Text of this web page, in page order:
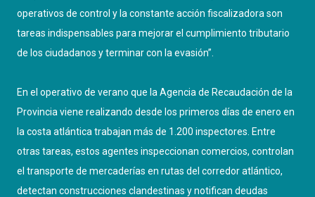
operativos de control y la constante acción fiscalizadora son
tareas indispensables para mejorar el cumplimiento tributario
de los ciudadanos y terminar con la evasión”.
En el operativo de verano que la Agencia de Recaudación de la
Provincia viene realizando desde los primeros días de enero en
la costa atlántica trabajan más de 1.200 inspectores. Entre
otras tareas, estos agentes inspeccionan comercios, controlan
el transporte de mercaderías en rutas del corredor atlántico,
detectan construcciones clandestinas y notifican deudas